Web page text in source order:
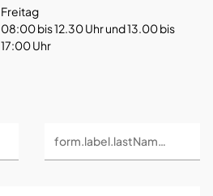
Freitag
08:00 bis 12.30 Uhr und 13.00 bis
17:00 Uhr
form.label.lastName *